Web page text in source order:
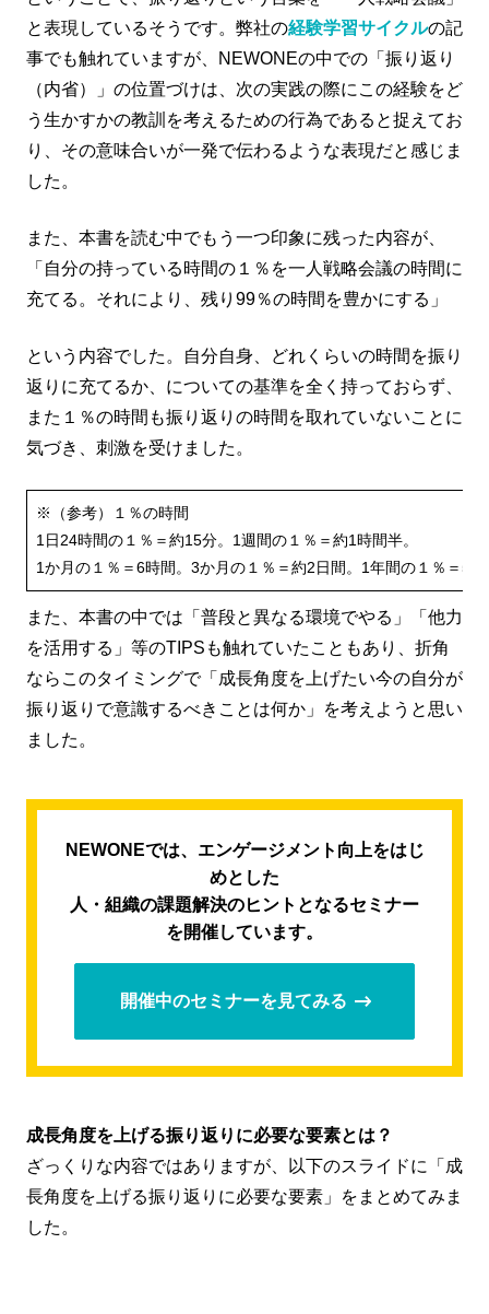
と表現しているそうです。弊社の経験学習サイクルの記
事でも触れていますが、NEWONEの中での「振り返り
（内省）」の位置づけは、次の実践の際にこの経験をど
う生かすかの教訓を考えるための行為であると捉えてお
り、その意味合いが一発で伝わるような表現だと感じま
した。
また、本書を読む中でもう一つ印象に残った内容が、
「自分の持っている時間の１％を一人戦略会議の時間に
充てる。それにより、残り99％の時間を豊かにする」
という内容でした。自分自身、どれくらいの時間を振り
返りに充てるか、についての基準を全く持っておらず、
また１％の時間も振り返りの時間を取れていないことに
気づき、刺激を受けました。
※（参考）１％の時間
1日24時間の１％＝約15分。1週間の１％＝約1時間半。
1か月の１％＝6時間。3か月の１％＝約2日間。1年間の１％＝5日
また、本書の中では「普段と異なる環境でやる」「他力
を活用する」等のTIPSも触れていたこともあり、折角
ならこのタイミングで「成長角度を上げたい今の自分が
振り返りで意識するべきことは何か」を考えようと思い
ました。
NEWONEでは、エンゲージメント向上をはじ
めとした
人・組織の課題解決のヒントとなるセミナー
を開催しています。
開催中のセミナーを見てみる
成長角度を上げる振り返りに必要な要素とは？
ざっくりな内容ではありますが、以下のスライドに「成
長角度を上げる振り返りに必要な要素」をまとめてみま
した。